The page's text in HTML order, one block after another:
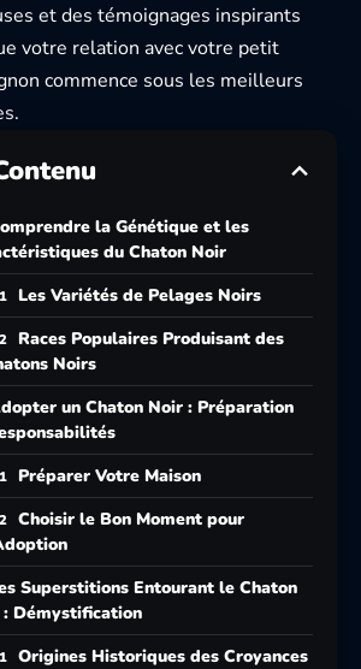
et des témoignages inspirants
votre relation avec votre petit
commence sous les meilleurs
la Génétique et les
du Chaton Noir
Les Variétés de Pelages Noirs
Races Populaires Produisant des
Noirs
un Chaton Noir : Préparation
Préparer Votre Maison
Choisir le Bon Moment pour
Superstitions Entourant le Chaton
Démystification
Origines Historiques des Croyances